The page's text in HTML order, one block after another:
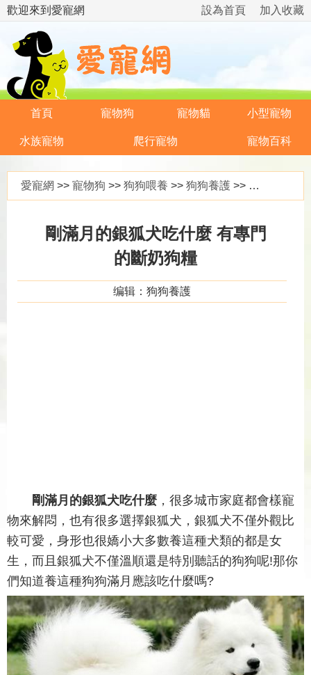
歡迎來到愛寵網 加入收藏
設為首頁
首頁 寵物狗 寵物貓 小型寵物
水族寵物 爬行寵物 寵物百科
愛寵網 >> 寵物狗 >> 狗狗喂養 >> 狗狗養護 >> 剛滿月的銀狐犬吃什麼 有專門的斷奶狗糧
剛滿月的銀狐犬吃什麼 有專門
的斷奶狗糧
编辑：狗狗養護
剛滿月的銀狐犬吃什麼，很多城市家庭都會樣寵
物來解悶，也有很多選擇銀狐犬，銀狐犬不僅外觀比
較可愛，身形也很嬌小大多數養這種犬類的都是女
生，而且銀狐犬不僅溫順還是特別聽話的狗狗呢!那你
們知道養這種狗狗滿月應該吃什麼嗎?